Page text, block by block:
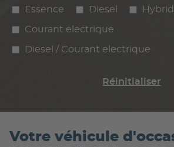
Essence
Diesel
Courant electrique
Diesel / Courant electrique
Réinitialiser
Votre véhicule